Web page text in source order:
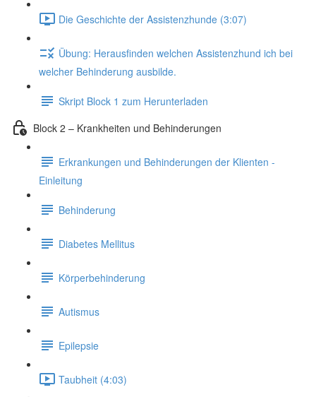
Die Geschichte der Assistenzhunde (3:07)
Übung: Herausfinden welchen Assistenzhund ich bei
welcher Behinderung ausbilde.
Skript Block 1 zum Herunterladen
Block 2 – Krankheiten und Behinderungen
Erkrankungen und Behinderungen der Klienten -
Einleitung
Behinderung
Diabetes Mellitus
Körperbehinderung
Autismus
Epilepsie
Taubheit (4:03)